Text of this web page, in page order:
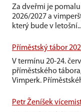
Za dveřmi je
2026/2027 a
který bude v
Příměstský tábor
V termínu 20-24.
příměstského
Vimperk.
Petr Ženíšek